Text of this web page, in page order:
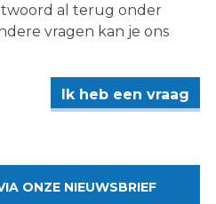
al terug onder
vragen kan je ons
Ik heb een vraag
ONZE NIEUWSBRIEF